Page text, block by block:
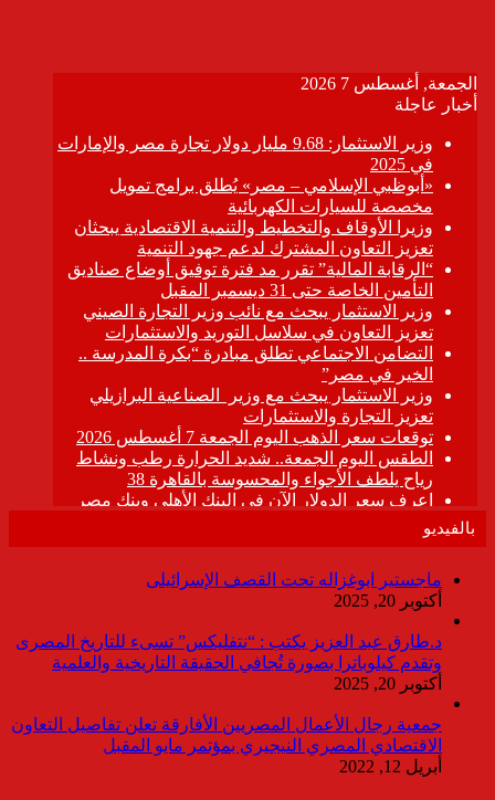
بالفيديو
ماجستير ابوغزاله تحت القصف الإسرائيلى
أكتوبر 20, 2025
د.طارق عبد العزيز يكتب : “نتفليكس” تسىء للتاريخ المصرى
وتقدم كيلوباترا بصورة تُجافي الحقيقة التاريخية والعلمية
أكتوبر 20, 2025
جمعية رجال الأعمال المصريين الأفارقة تعلن تفاصيل التعاون
الاقتصادي المصري النيجيري بمؤتمر مايو المقبل
أبريل 12, 2022